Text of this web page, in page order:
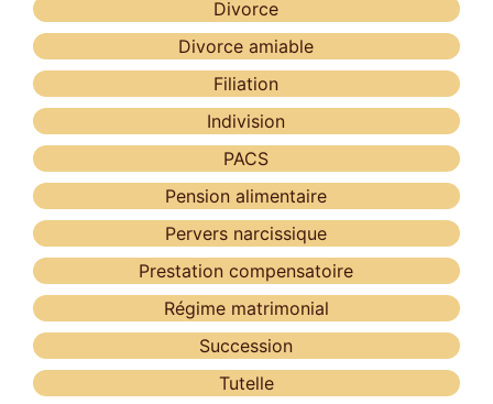
Divorce
Divorce amiable
Filiation
Indivision
PACS
Pension alimentaire
Pervers narcissique
Prestation compensatoire
Régime matrimonial
Succession
Tutelle